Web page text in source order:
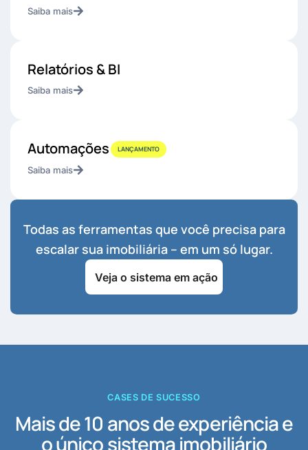
Saiba mais
Relatórios & BI
Saiba mais
Automações LANÇAMENTO
Saiba mais
Todas as ferramentas que você precisa para
escalar sua imobiliária – em um só lugar.
Veja o sistema em ação
CASES DE SUCESSO
Mais de 10 anos de experiência e
o único sistema imobiliário